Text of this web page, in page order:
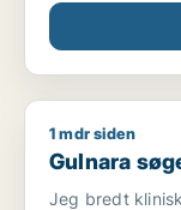
Gulnara søger
1 mdr siden
Gulnara
Jeg bredt